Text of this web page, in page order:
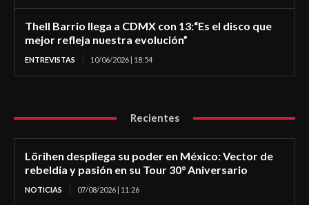
Thell Barrio llega a CDMX con 13:“Es el disco que
mejor refleja nuestra evolución”
ENTREVISTAS 10/06/2026 | 18:54
Recientes
Lörihen despliega su poder en México: Vector de
rebeldía y pasión en su Tour 30° Aniversario
NOTICIAS 07/08/2026 | 11:26